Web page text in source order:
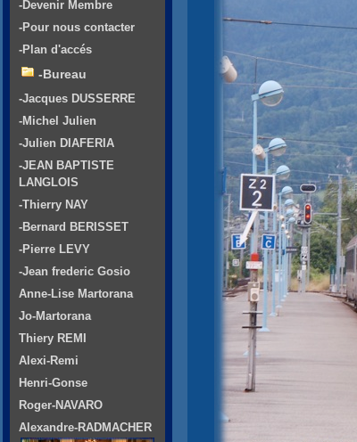
-Devenir Membre
-Pour nous contacter
-Plan d'accés
-Bureau
-Jacques DUSSERRE
-Michel Julien
-Julien DIAFERIA
-JEAN BAPTISTE
LANGLOIS
-Thierry NAY
-Bernard BERISSET
-Pierre LEVY
-Jean frederic Gosio
Anne-Lise Martorana
Jo-Martorana
Thiery REMI
Alexi-Remi
Henri-Gonse
Roger-NAVARO
Alexandre-RADMACHER